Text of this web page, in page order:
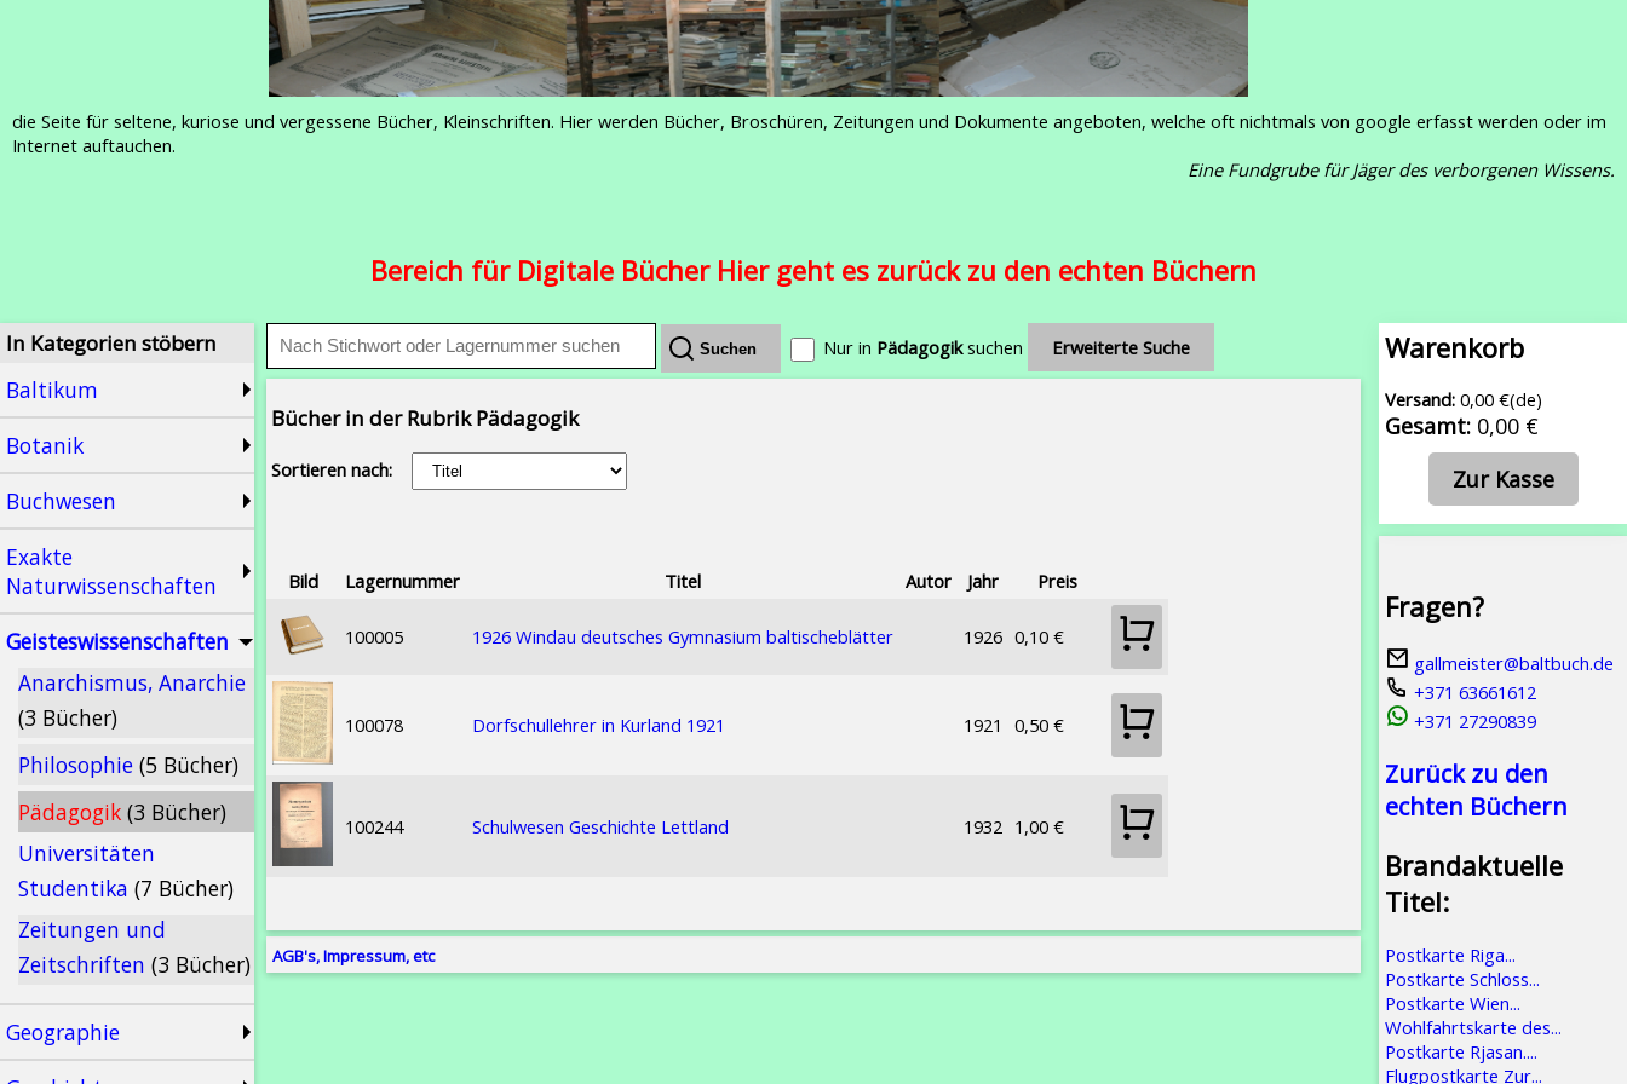
die Seite für seltene, kuriose und vergessene Bücher, Kleinschriften. Hier werden Bücher, Broschüren, Zeitungen und Dokumente angeboten, welche oft nichtmals von google erfasst werden oder im
Internet auftauchen.
Eine Fundgrube für Jäger des verborgenen Wissens.
Bereich für Digitale Bücher Hier geht es zurück zu den echten Büchern
In Kategorien stöbern
Baltikum
Botanik
Buchwesen
Exakte
Naturwissenschaften
Geisteswissenschaften
Anarchismus, Anarchie
(3 Bücher)
Philosophie (5 Bücher)
Pädagogik (3 Bücher)
Universitäten
Studentika (7 Bücher)
Zeitungen und
Zeitschriften (3 Bücher)
Geographie
Warenkorb
Versand: 0,00 €(de)
Gesamt: 0,00 €
Zur Kasse
Fragen?
gallmeister@baltbuch.de
+371 63661612
+371 27290839
Zurück zu den
echten Büchern
Brandaktuelle
Titel:
Postkarte Riga...
Postkarte Schloss...
Postkarte Wien...
Wohlfahrtskarte des...
Postkarte Rjasan....
Flugpostkarte Zur...
Nur in Pädagogiksuchen Erweiterte Suche
Bücher in der Rubrik Pädagogik
Sortieren nach:
Bild Lagernummer Titel Autor Jahr Preis
100005 1926 Windau deutsches Gymnasium baltischeblätter 1926 0,10 €
100078 Dorfschullehrer in Kurland 1921 1921 0,50 €
100244 Schulwesen Geschichte Lettland 1932 1,00 €
AGB's, Impressum, etc